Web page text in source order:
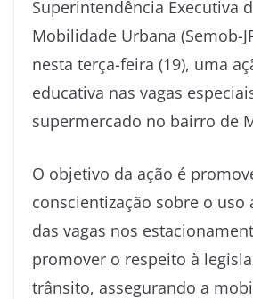
Superintendência Executiva
Mobilidade Urbana (Semob-
nesta terça-feira (19), uma
educativa nas vagas
supermercado no bairro de
O objetivo da ação é
conscientização sobre o uso
das vagas nos
promover o respeito à
trânsito, assegurando a